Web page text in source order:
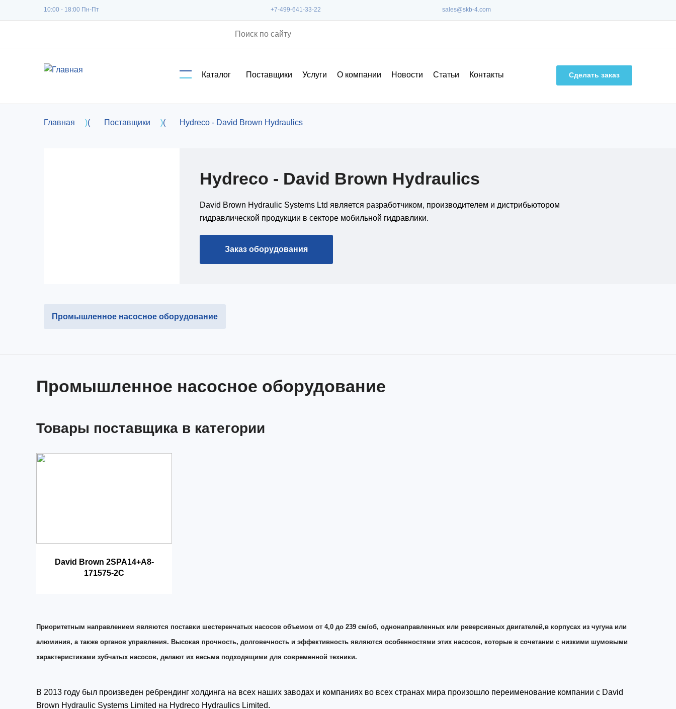
Перейти к основному содержанию
10:00 - 18:00 Пн-Пт +7-499-641-33-22 sales@skb-4.com
Каталог Поставщики Услуги О компании Новости Статьи Контакты Сделать заказ
Главная )( Поставщики )( Hydreco - David Brown Hydraulics
Hydreco - David Brown Hydraulics
David Brown Hydraulic Systems Ltd является разработчиком, производителем и дистрибьютором
гидравлической продукции в секторе мобильной гидравлики.
Заказ оборудования
Промышленное насосное оборудование
Промышленное насосное оборудование
Товары поставщика в категории
David Brown 2SPA14+A8-
171575-2C
Приоритетным направлением являются поставки шестеренчатых насосов объемом от 4,0 до 239 см/об, однонаправленных или реверсивных двигателей,в корпусах из чугуна или
алюминия, а также органов управления. Высокая прочность, долговечность и эффективность являются особенностями этих насосов, которые в сочетании с низкими шумовыми
характеристиками зубчатых насосов, делают их весьма подходящими для современной техники.
В 2013 году был произведен ребрендинг холдинга на всех наших заводах и компаниях во всех странах мира произошло переименование компании с David
Brown Hydraulic Systems Limited на Hydreco Hydraulics Limited.